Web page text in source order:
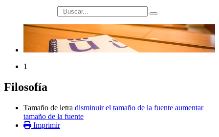
búsqueda
1
Filosofía
Tamaño de letra disminuir el tamaño de la fuente aumentar
tamaño de la fuente
Imprimir